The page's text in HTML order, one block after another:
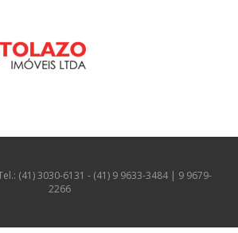
(41) 3030-6131 - (41) 9 9633-3484 | 9 9679-
2266